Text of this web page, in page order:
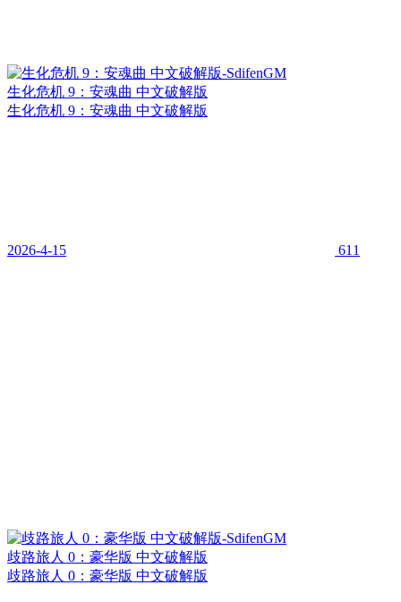
生化危机 9：安魂曲 中文破解版
生化危机 9：安魂曲 中文破解版
2026-4-15 611
歧路旅人 0：豪华版 中文破解版
歧路旅人 0：豪华版 中文破解版